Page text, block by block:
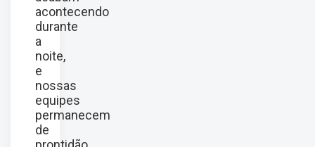
acontecendo
durante
a
noite,
e
nossas
equipes
permanecem
de